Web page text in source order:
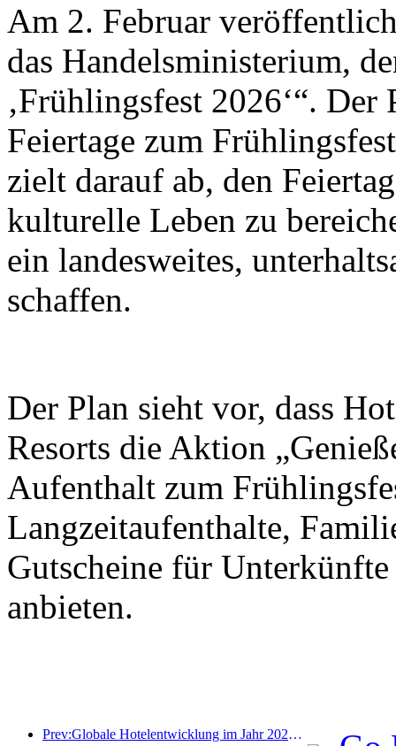
Am 2. Februar
das Handelsministerium,
‚Frühlingsfest 2026‘“.
Feiertage zum
zielt darauf ab, den
kulturelle Leben zu
ein landesweites,
schaffen.
Der Plan sieht vor, dass
Resorts die Aktion
Aufenthalt zum
Langzeitaufenthalte,
Gutscheine für
anbieten.
Prev:Globale Hotelentwicklung im Jahr 2026: Shanghai belegt Platz eins bei der Anzahl neuer Zimmer